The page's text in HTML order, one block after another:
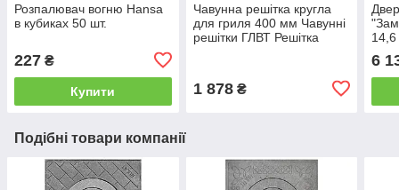
Розпалювач вогню Hansa
в кубиках 50 шт.
227 ₴
Купити
Чавунна решітка кругла
для гриля 400 мм Чавунні
решітки ГЛВТ Решітка
1 878₴
14,6
6
Подібні товари компанії